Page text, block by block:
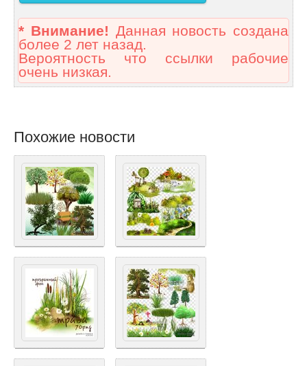
* Внимание! Данная новость создана
более 2 лет назад.
Вероятность что ссылки рабочие
очень низкая.
Похожие новости